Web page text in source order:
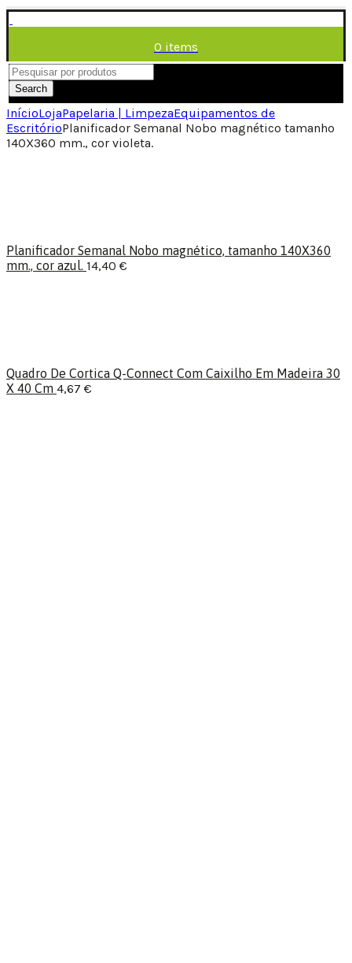
0 items
/ 0,00€
Menu
Search
InícioLojaPapelaria | LimpezaEquipamentos de
EscritórioPlanificador Semanal Nobo magnético tamanho
140X360 mm., cor violeta.
Planificador Semanal Nobo magnético, tamanho 140X360
mm., cor azul. 14,40 €
Quadro De Cortica Q-Connect Com Caixilho Em Madeira 30
X 40 Cm 4,67 €